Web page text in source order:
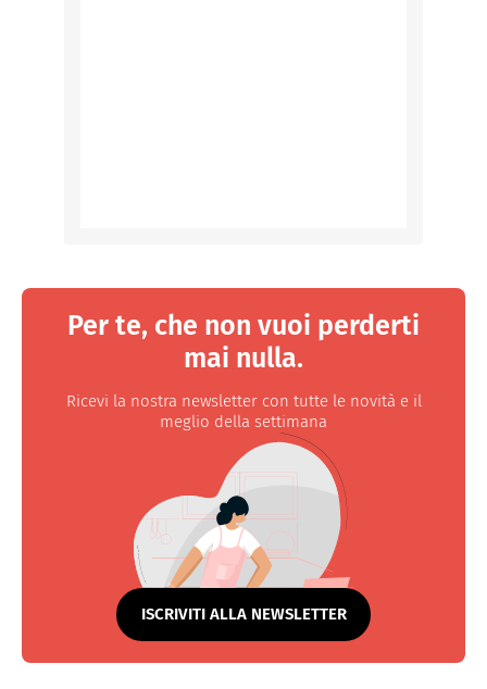
Per te, che non vuoi perderti
mai nulla.
Ricevi la nostra newsletter con tutte le novità e il
meglio della settimana
ISCRIVITI ALLA NEWSLETTER